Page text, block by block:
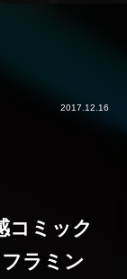
2017.12.16
コミック
ラミン